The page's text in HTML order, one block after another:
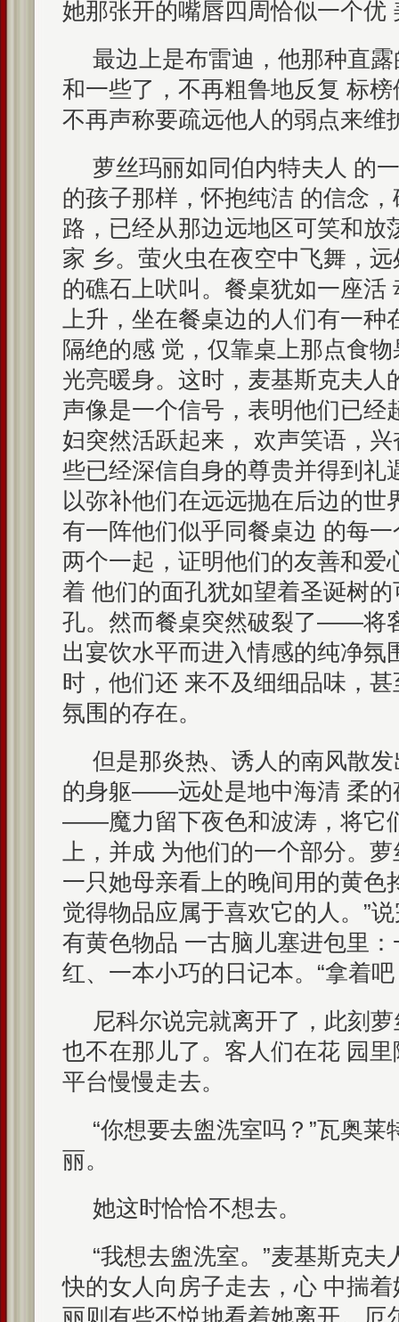
她那张开的嘴唇四周恰似一个优
最边上是布雷迪，他那种直
和一些了，不再粗鲁地反复 标
不再声称要疏远他人的弱点来维
萝丝玛丽如同伯内特夫人 的
的孩子那样，怀抱纯洁 的信念
路，已经从那边远地区可笑和放
家 乡。萤火虫在夜空中飞舞，
的礁石上吠叫。餐桌犹如一座活
上升，坐在餐桌边的人们有一种
隔绝的感 觉，仅靠桌上那点食
光亮暖身。这时，麦基斯克夫人
声像是一个信号，表明他们已经
妇突然活跃起来， 欢声笑语，
些已经深信自身的尊贵并得到礼
以弥补他们在远远抛在后边的世
有一阵他们似乎同餐桌边 的每
两个一起，证明他们的友善和爱
着 他们的面孔犹如望着圣诞树
孔。然而餐桌突然破裂了——将
出宴饮水平而进入情感的纯净氛
时，他们还 来不及细细品味，
氛围的存在。
但是那炎热、诱人的南风散
的身躯——远处是地中海清 柔的
——魔力留下夜色和波涛，将它
上，并成 为他们的一个部分。
一只她母亲看上的晚间用的黄色
觉得物品应属于喜欢它的人。”
有黄色物品 一古脑儿塞进包里
红、一本小巧的日记本。“拿着
尼科尔说完就离开了，此刻
也不在那儿了。客人们在花 园
平台慢慢走去。
“你想要去盥洗室吗？”瓦奥莱
丽。
她这时恰恰不想去。
“我想去盥洗室。”麦基斯克
快的女人向房子走去，心 中揣
丽则有些不悦地看着她离开。厄